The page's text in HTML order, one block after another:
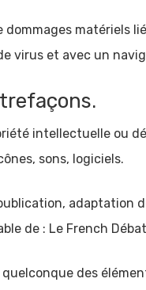
matériels
virus et avec un
intellectuelle ou
sons, logiciels.
adaptation
de : Le French
des